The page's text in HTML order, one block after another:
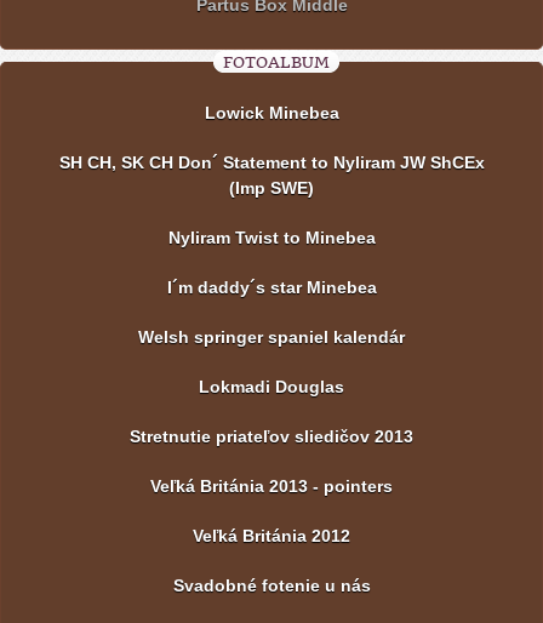
Partus Box Middle
FOTOALBUM
Lowick Minebea
SH CH, SK CH Don´ Statement to Nyliram JW ShCEx
(Imp SWE)
Nyliram Twist to Minebea
I´m daddy´s star Minebea
Welsh springer spaniel kalendár
Lokmadi Douglas
Stretnutie priateľov sliedičov 2013
Veľká Británia 2013 - pointers
Veľká Británia 2012
Svadobné fotenie u nás